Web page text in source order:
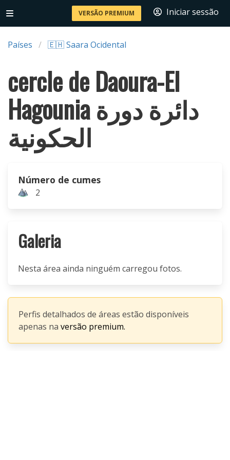
VERSÃO PREMIUM Iniciar sessão
Países 🇪🇭 Saara Ocidental
cercle de Daoura-El
Hagounia دائرة دورة
الحكونية
Número de cumes
2
Galeria
Nesta área ainda ninguém carregou fotos.
Perfis detalhados de áreas estão disponíveis
apenas na versão premium.